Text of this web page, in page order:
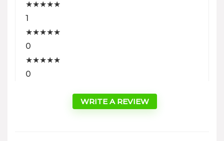
★★★★★
1
★★★★★
0
★★★★★
0
WRITE A REVIEW